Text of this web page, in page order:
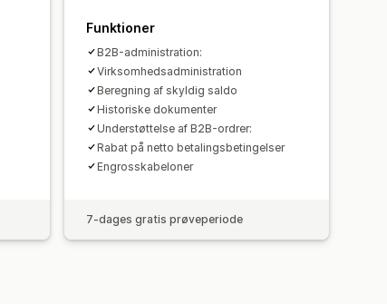
Funktioner
B2B-administration:
Virksomhedsadministration
Beregning af skyldig saldo
Historiske dokumenter
Understøttelse af B2B-ordrer:
Rabat på netto betalingsbetingelser
Engrosskabeloner
7-dages gratis prøveperiode